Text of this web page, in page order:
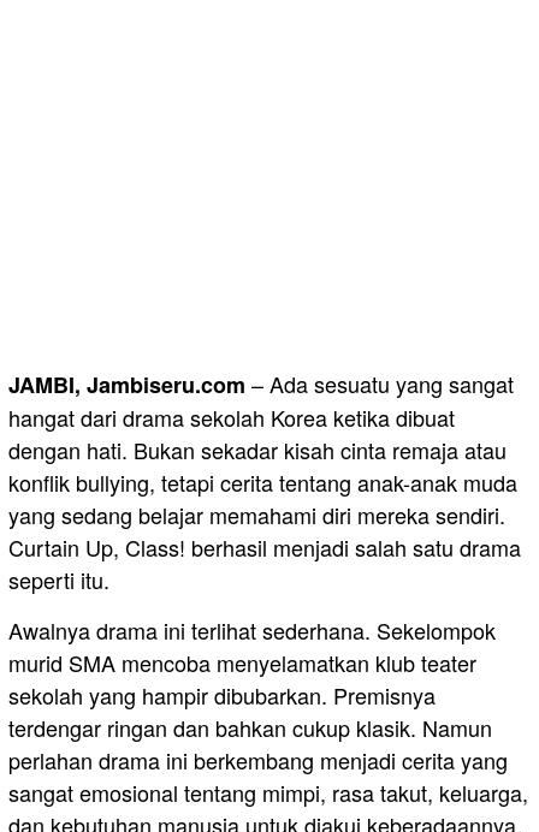
JAMBI, Jambiseru.com – Ada sesuatu yang sangat
hangat dari drama sekolah Korea ketika dibuat
dengan hati. Bukan sekadar kisah cinta remaja atau
konflik bullying, tetapi cerita tentang anak-anak muda
yang sedang belajar memahami diri mereka sendiri.
Curtain Up, Class! berhasil menjadi salah satu drama
seperti itu.
Awalnya drama ini terlihat sederhana. Sekelompok
murid SMA mencoba menyelamatkan klub teater
sekolah yang hampir dibubarkan. Premisnya
terdengar ringan dan bahkan cukup klasik. Namun
perlahan drama ini berkembang menjadi cerita yang
sangat emosional tentang mimpi, rasa takut, keluarga,
dan kebutuhan manusia untuk diakui keberadaannya.